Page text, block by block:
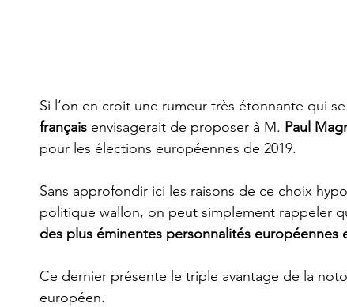
Si l’on en croit une rumeur très étonnante qui
français envisagerait de proposer à M. Paul
pour les élections européennes de 2019.
Sans approfondir ici les raisons de ce choix
politique wallon, on peut simplement rappeler
des plus éminentes personnalités européennes
Ce dernier présente le triple avantage de la
européen.